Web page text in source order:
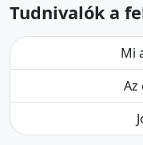
Tudnivalók a
Mi
Az